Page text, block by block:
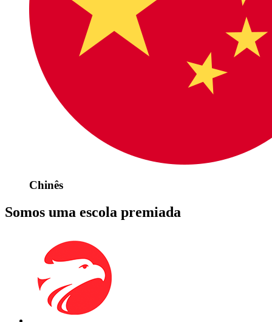
Chinês
Somos uma escola premiada